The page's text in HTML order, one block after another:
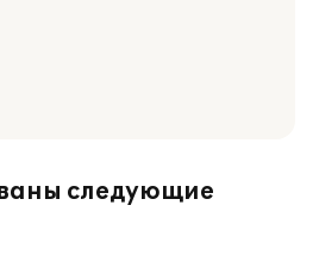
следующие